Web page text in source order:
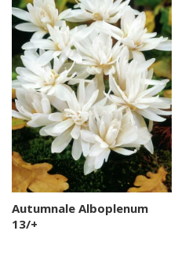
Autumnale Alboplenum
13/+